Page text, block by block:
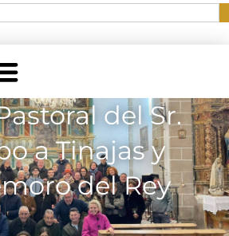
del Sr.
a Tinajas y
del Rey